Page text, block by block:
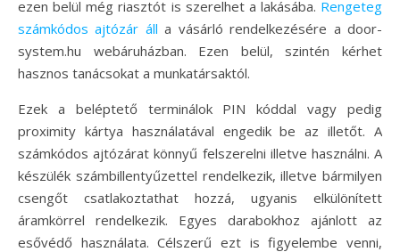
ezen belül még riasztót is szerelhet a lakásába. Rengeteg
számkódos ajtózár áll a vásárló rendelkezésére a door-
system.hu webáruházban. Ezen belül, szintén kérhet
hasznos tanácsokat a munkatársaktól.
Ezek a beléptető terminálok PIN kóddal vagy pedig
proximity kártya használatával engedik be az illetőt. A
számkódos ajtózárat könnyű felszerelni illetve használni. A
készülék számbillentyűzettel rendelkezik, illetve bármilyen
csengőt csatlakoztathat hozzá, ugyanis elkülönített
áramkörrel rendelkezik. Egyes darabokhoz ajánlott az
esővédő használata. Célszerű ezt is figyelembe venni,